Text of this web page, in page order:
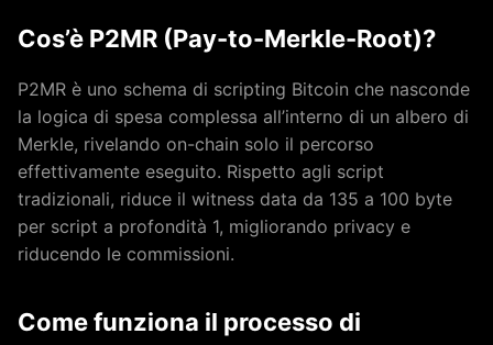
Cos’è P2MR (Pay-to-Merkle-Root)?
P2MR è uno schema di scripting Bitcoin che nasconde
la logica di spesa complessa all’interno di un albero di
Merkle, rivelando on-chain solo il percorso
effettivamente eseguito. Rispetto agli script
tradizionali, riduce il witness data da 135 a 100 byte
per script a profondità 1, migliorando privacy e
riducendo le commissioni.
Come funziona il processo di